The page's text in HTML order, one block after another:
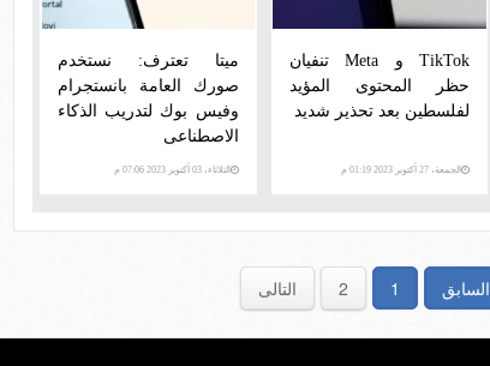
TikTok و Meta تنفيان
حظر المحتوى المؤيد
لفلسطين بعد تحذير شديد
الجمعة، 27 أكتوبر 2023 01:19 م
ميتا تعترف: نستخدم
صورك العامة بانستجرام
وفيس بوك لتدريب الذكاء
الاصطناعى
الثلاثاء، 03 أكتوبر 2023 07:06 م
السابق 1
2 التالى